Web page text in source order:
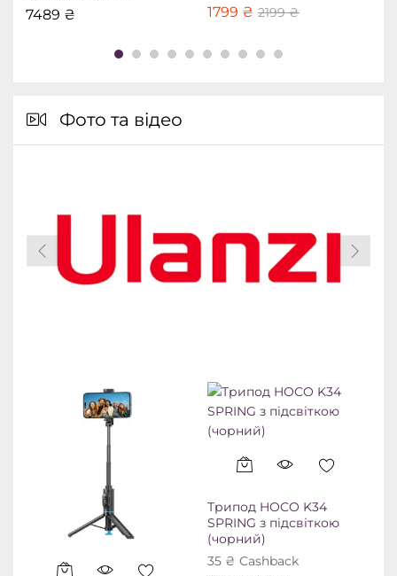
7489 ₴ 1799 ₴ 2199₴
Фото та відео
Трипод HOCO K34
SPRING з підсвіткою
(чорний)
35 ₴ Сashback